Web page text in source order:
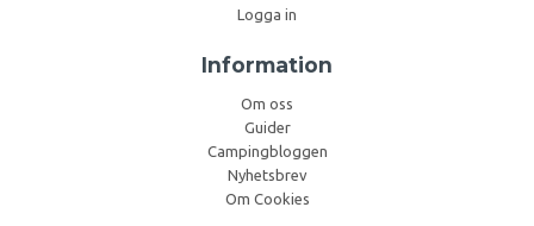
Logga in
Information
Om oss
Guider
Campingbloggen
Nyhetsbrev
Om Cookies